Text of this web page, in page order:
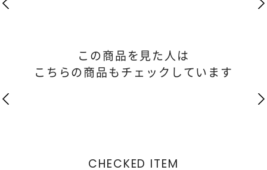
この商品を見た人は
こちらの商品もチェックしています
CHECKED ITEM